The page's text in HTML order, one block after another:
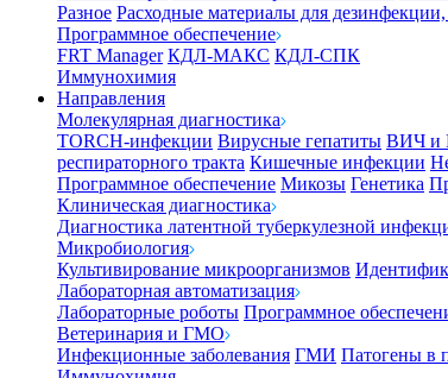
Разное Расходные материалы для
Программное обеспечение
FRT Manager КДЛ-МАКС КДЛ-СПК
Иммунохимия
Направления
Молекулярная диагностика
TORCH-инфекции Вирусные гепатиты ВИЧ и
респираторного тракта Кишечные инфекции
Программное обеспечение Микозы Генетика
Клиническая диагностика
Диагностика латентной туберкулезной
Микробиология
Культивирование микроорганизмов
Лабораторная автоматизация
Лабораторные роботы Программное
Ветеринария и ГМО
Инфекционные заболевания ГМИ Патогены в